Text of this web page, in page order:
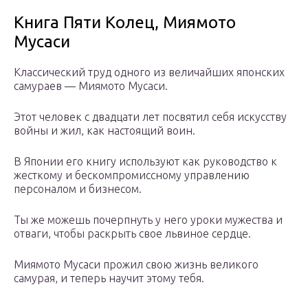
Книга Пяти Колец, Миямото
Мусаси
Классический труд одного из величайших японских
самураев — Миямото Мусаси.
Этот человек с двадцати лет посвятил себя искусству
войны и жил, как настоящий воин.
В Японии его книгу используют как руководство к
жесткому и бескомпромиссному управлению
персоналом и бизнесом.
Ты же можешь почерпнуть у него уроки мужества и
отваги, чтобы раскрыть свое львиное сердце.
Миямото Мусаси прожил свою жизнь великого
самурая, и теперь научит этому тебя.